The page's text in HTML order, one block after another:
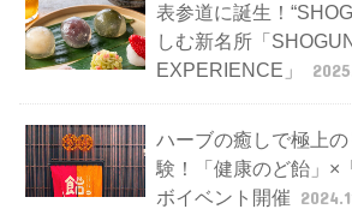
表参道に誕生！
しむ新名所「
EXPERIENCE」
ハーブの癒しで極上
験！「健康のど飴」×
ボイベント開催